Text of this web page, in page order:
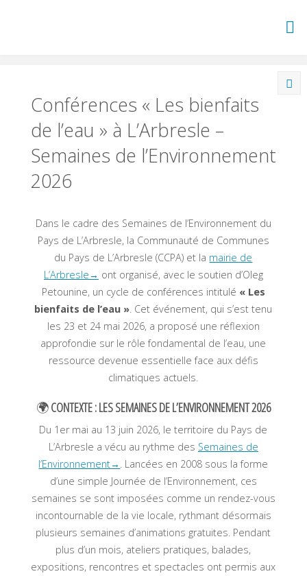
Conférences « Les bienfaits
de l’eau » à L’Arbresle –
Semaines de l’Environnement
2026
Dans le cadre des Semaines de l’Environnement du
Pays de L’Arbresle, la Communauté de Communes
du Pays de L’Arbresle (CCPA) et la mairie de
L’Arbresle→ ont organisé, avec le soutien d’Oleg
Petounine, un cycle de conférences intitulé « Les
bienfaits de l’eau ». Cet événement, qui s’est tenu
les 23 et 24 mai 2026, a proposé une réflexion
approfondie sur le rôle fondamental de l’eau, une
ressource devenue essentielle face aux défis
climatiques actuels.
🌍CONTEXTE : LES SEMAINES DE L’ENVIRONNEMENT 2026
Du 1er mai au 13 juin 2026, le territoire du Pays de
L’Arbresle a vécu au rythme des Semaines de
l’Environnement→ . Lancées en 2008 sous la forme
d’une simple Journée de l’Environnement, ces
semaines se sont imposées comme un rendez-vous
incontournable de la vie locale, rythmant désormais
plusieurs semaines d’animations gratuites . Pendant
plus d’un mois, ateliers pratiques, balades,
expositions, rencontres et spectacles ont permis aux